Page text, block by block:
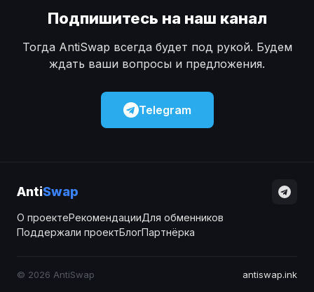
Подпишитесь на наш канал
Тогда AntiSwap всегда будет под рукой. Будем
ждать ваши вопросы и предложения.
Telegram
AntiSwap
О проектеРекомендацииДля обменников
Поддержали проектБлогПартнёрка
© 2026 AntiSwap antiswap.ink